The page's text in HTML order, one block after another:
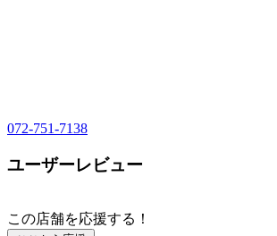
072-751-7138
ユーザーレビュー
この店舗を応援する！